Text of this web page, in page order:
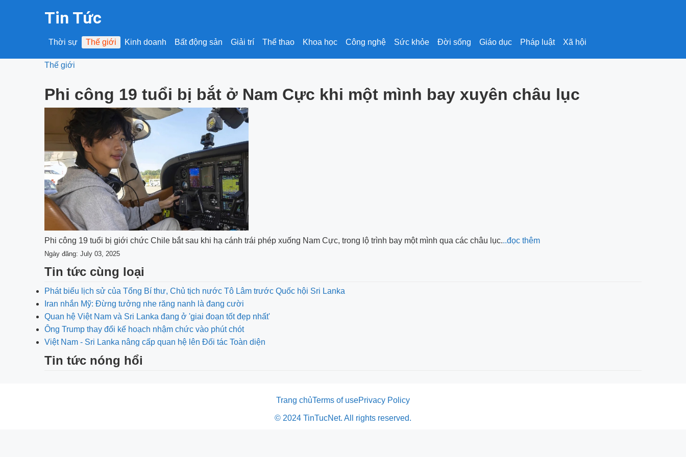
Tin Tức
Thời sự Thế giới Kinh doanh Bất động sản Giải trí Thể thao Khoa học Công nghệ Sức khỏe Đời sống Giáo dục Pháp luật Xã hội
Thế giới
Phi công 19 tuổi bị bắt ở Nam Cực khi một mình bay xuyên châu lục
Phi công 19 tuổi bị giới chức Chile bắt sau khi hạ cánh trái phép xuống Nam Cực, trong lộ trình bay một mình qua các châu lục...đọc thêm
Ngày đăng: July 03, 2025
Tin tức cùng loại
Phát biểu lịch sử của Tổng Bí thư, Chủ tịch nước Tô Lâm trước Quốc hội Sri Lanka
Iran nhắn Mỹ: Đừng tưởng nhe răng nanh là đang cười
Quan hệ Việt Nam và Sri Lanka đang ở 'giai đoạn tốt đẹp nhất'
Ông Trump thay đổi kế hoạch nhậm chức vào phút chót
Việt Nam - Sri Lanka nâng cấp quan hệ lên Đối tác Toàn diện
Tin tức nóng hổi
Trang chủTerms of usePrivacy Policy
© 2024 TinTucNet. All rights reserved.